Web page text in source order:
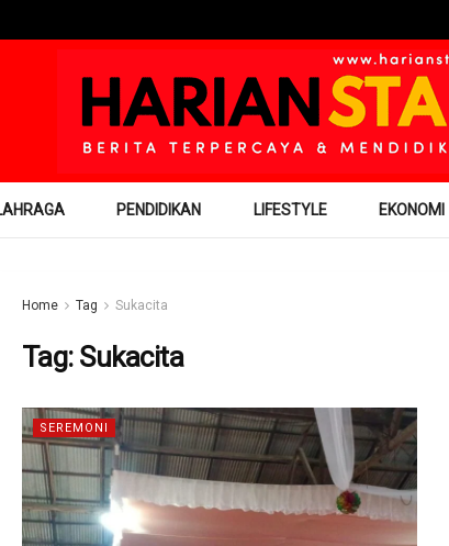
PENDIDIKAN LIFESTYLE EKONOMI
Home Tag Sukacita
Tag: Sukacita
SEREMONI